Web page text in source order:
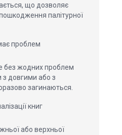
що дозволяє
палітурної
проблем
без жодних проблем
довгими або з
загинаються.
книг
або верхньої